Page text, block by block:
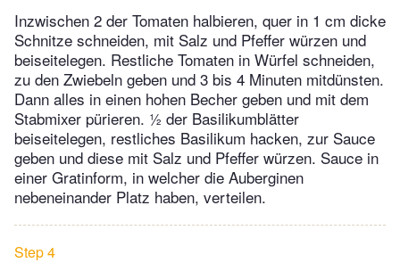
Inzwischen 2 der Tomaten halbieren, quer in 1 cm dicke
Schnitze schneiden, mit Salz und Pfeffer würzen und
beiseitelegen. Restliche Tomaten in Würfel schneiden,
zu den Zwiebeln geben und 3 bis 4 Minuten mitdünsten.
Dann alles in einen hohen Becher geben und mit dem
Stabmixer pürieren. ½ der Basilikumblätter
beiseitelegen, restliches Basilikum hacken, zur Sauce
geben und diese mit Salz und Pfeffer würzen. Sauce in
einer Gratinform, in welcher die Auberginen
nebeneinander Platz haben, verteilen.
Step 4